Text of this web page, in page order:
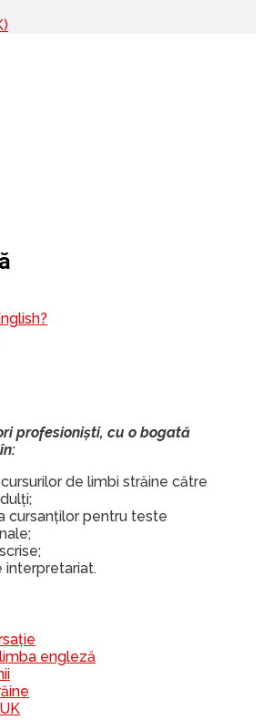
profesioniști, cu o bogată
de limbi străine către
cursanților pentru teste
interpretariat.
engleză